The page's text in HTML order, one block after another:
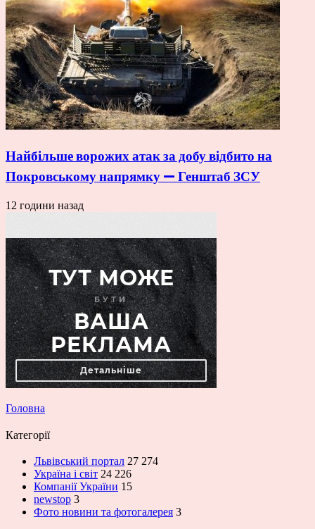
Найбільше ворожих атак за добу відбито на
Покровському напрямку — Генштаб ЗСУ
12 години назад
Головна
Категорії
Львівський портал 27 274
Україна і світ 24 226
Компанії України 15
newstop 3
Фото новини та фотогалерея 3